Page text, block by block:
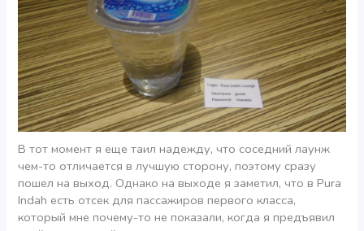
В тот момент я еще таил надежду, что соседний лаунж
чем-то отличается в лучшую сторону, поэтому сразу
пошел на выход. Однако на выходе я заметил, что в Pura
Indah есть отсек для пассажиров первого класса,
который мне почему-то не показали, когда я предъявил